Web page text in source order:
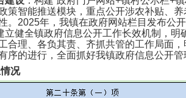
策智能推送模块，重点公开涉农补贴、
。2025年，我镇在政府网站栏目发布公开
立健全镇政府信息公开工作长效机制，明
合理、各负其责、齐抓共管的工作局面，
序的进行，全面抓好我镇政府信息公开管
况